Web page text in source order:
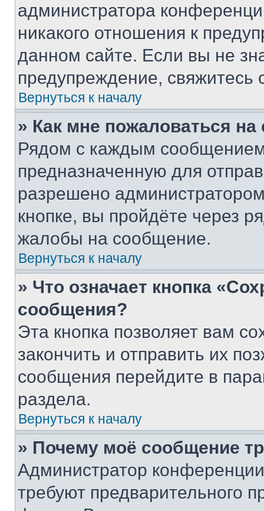
администратора
никакого отношения к
данном сайте. Если вы не
предупреждение,
Вернуться к началу
» Как мне пожаловаться
Рядом с каждым сообщением
предназначенную для
разрешено
кнопке, вы пройдёте через
жалобы на сообщение.
Вернуться к началу
» Что означает кнопка
сообщения?
Эта кнопка позволяет вам
закончить и отправить их
сообщения перейдите в
раздела.
Вернуться к началу
» Почему моё сообщение
Администратор
требуют предварительного